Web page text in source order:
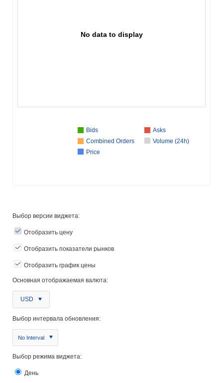
No data to display
Bids
Asks
Combined Orders
Volume (24h)
Price
Выбор версии виджета:
Отобразить цену
Отобразить показатели рынков
Отобразить график цены
Основная отображаемая валюта:
USD
Выбор интервала обновления:
No Interval
Выбор режима виджета:
День